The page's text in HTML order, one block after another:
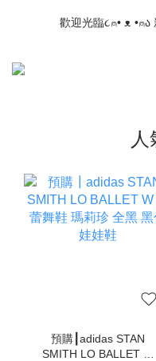
📣如果遇到結帳沒有反應
歡迎光臨૮⍝• ᴥ •⍝ა
📣如果遇到結帳沒有反應
預購┃adidas STAN
SMITH LO BALLET W